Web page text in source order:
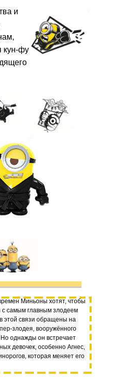
и
кун-фу
Миньоны хотят, чтобы
с самым главным злодеем
этой связи обращены на
злодея, вооружённого
однажды он встречает
девочек, особенно Агнес,
которая меняет его